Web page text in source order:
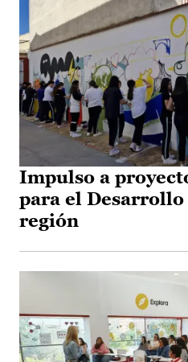
Impulso a
para el Desarrollo
región